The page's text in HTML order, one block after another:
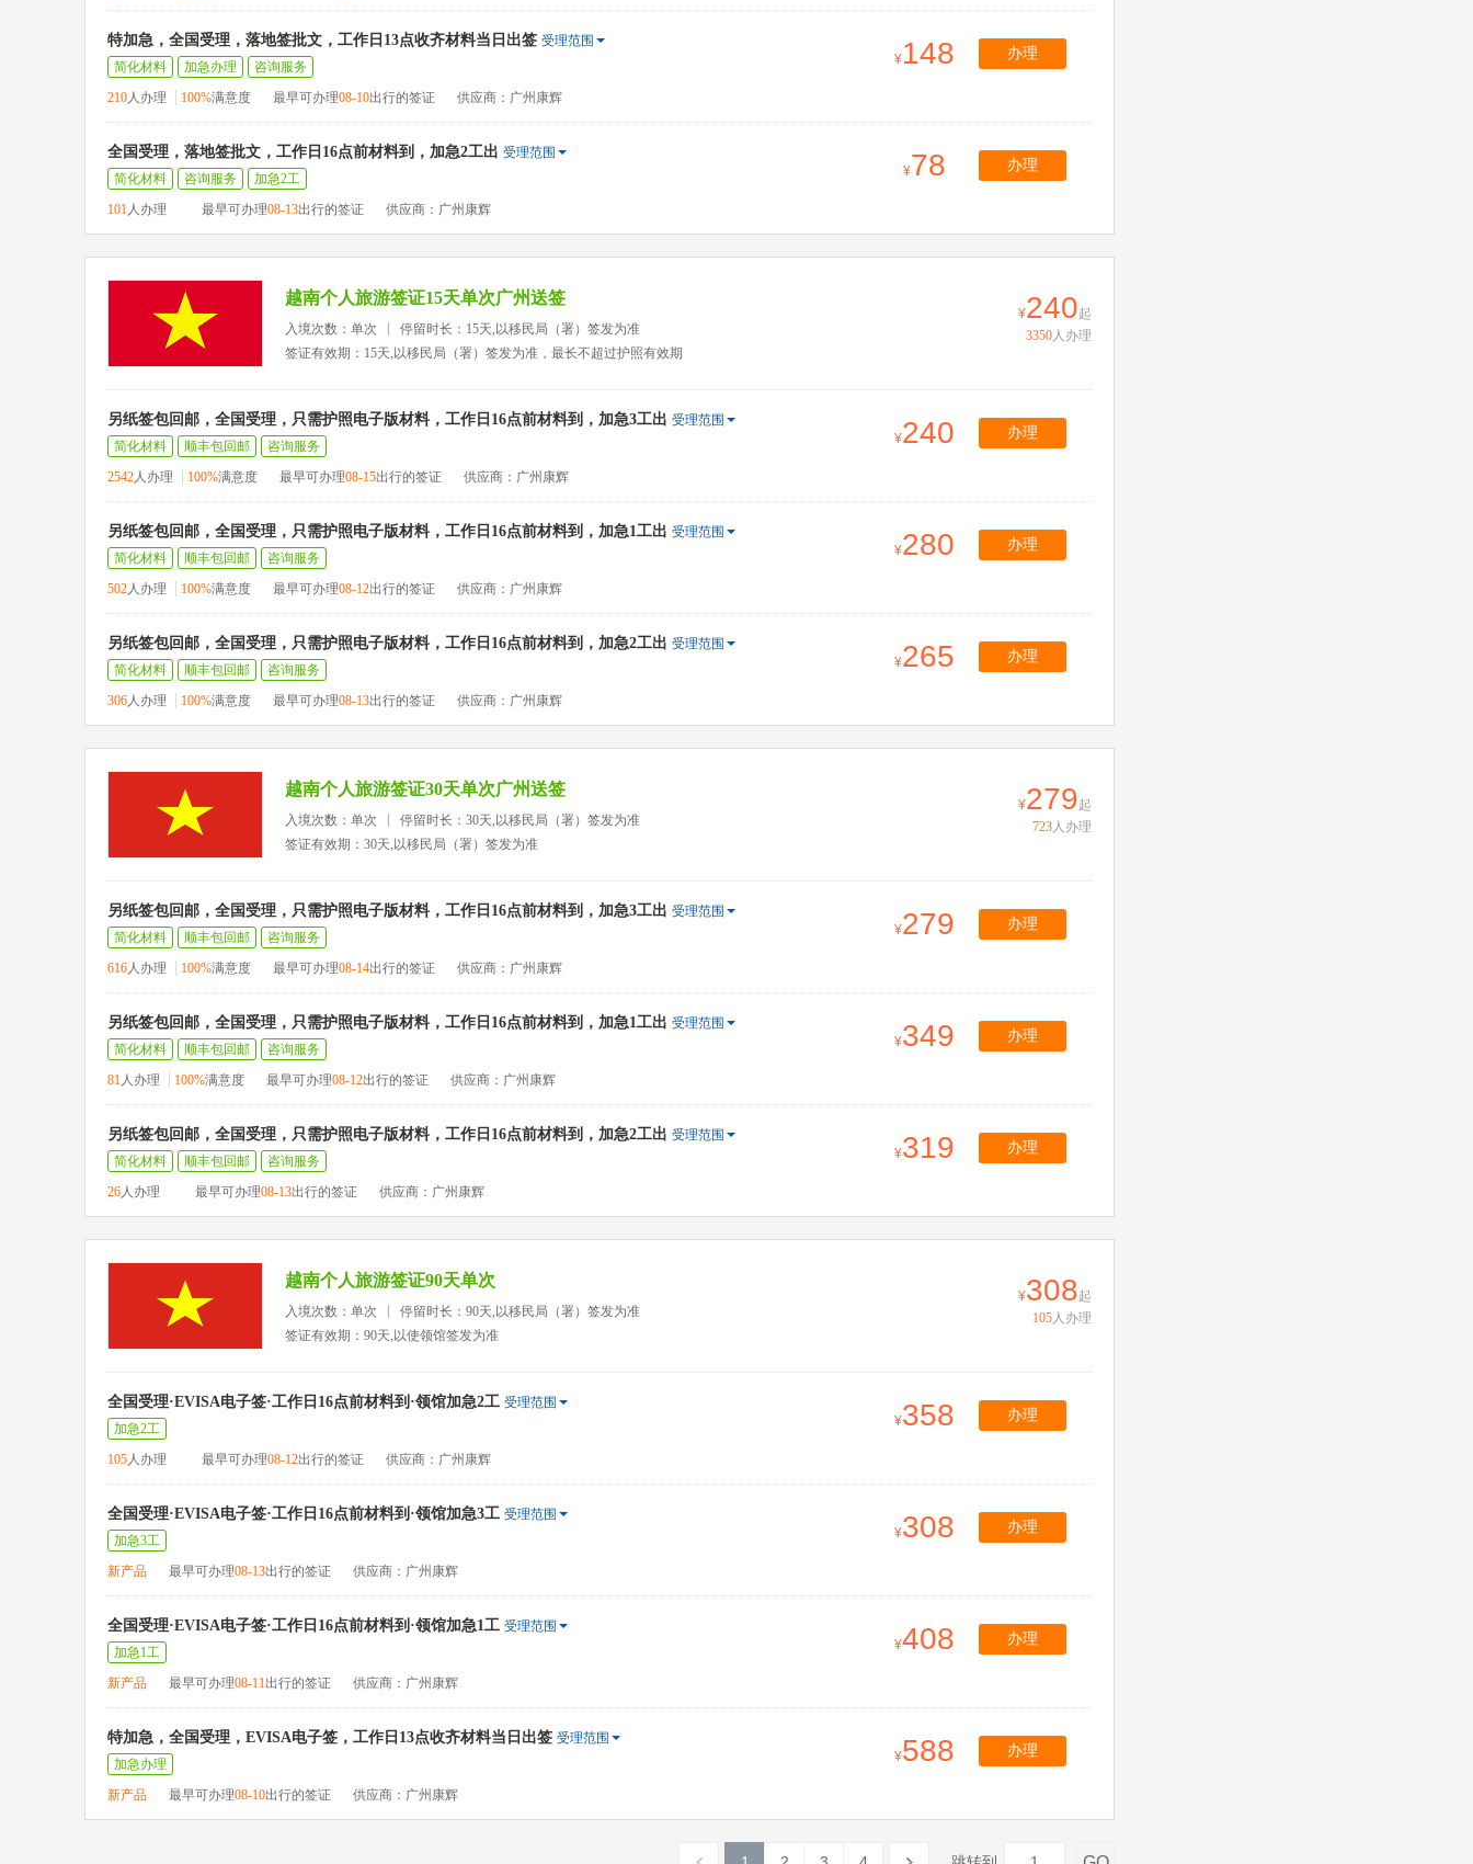
特加急，全国受理，落地签批文，工作日13点收齐材料当日出签 受理范围
简化材料
加急办理
咨询服务
210人办理 100%满意度 最早可办理08-10出行的签证 供应商：广州康辉
148 办理
全国受理，落地签批文，工作日16点前材料到，加急2工出 受理范围
简化材料
咨询服务
加急2工
101人办理 最早可办理08-13出行的签证 供应商：广州康辉
78 办理
越南个人旅游签证15天单次广州送签
入境次数：单次
停留时长：15天,以移民局（署）签发为准
签证有效期：15天,以移民局（署）签发为准，最长不超过护照有效期
240起
3350人办理
另纸签包回邮，全国受理，只需护照电子版材料，工作日16点前材料到，加急3工出 受理范围
简化材料
顺丰包回邮
咨询服务
2542人办理 100%满意度 最早可办理08-15出行的签证 供应商：广州康辉
240 办理
另纸签包回邮，全国受理，只需护照电子版材料，工作日16点前材料到，加急1工出 受理范围
简化材料
顺丰包回邮
咨询服务
502人办理 100%满意度 最早可办理08-12出行的签证 供应商：广州康辉
280 办理
另纸签包回邮，全国受理，只需护照电子版材料，工作日16点前材料到，加急2工出 受理范围
简化材料
顺丰包回邮
咨询服务
306人办理 100%满意度 最早可办理08-13出行的签证 供应商：广州康辉
265 办理
越南个人旅游签证30天单次广州送签
入境次数：单次
停留时长：30天,以移民局（署）签发为准
签证有效期：30天,以移民局（署）签发为准
279起
723人办理
另纸签包回邮，全国受理，只需护照电子版材料，工作日16点前材料到，加急3工出 受理范围
简化材料
顺丰包回邮
咨询服务
616人办理 100%满意度 最早可办理08-14出行的签证 供应商：广州康辉
279 办理
另纸签包回邮，全国受理，只需护照电子版材料，工作日16点前材料到，加急1工出 受理范围
简化材料
顺丰包回邮
咨询服务
81人办理 100%满意度 最早可办理08-12出行的签证 供应商：广州康辉
349 办理
另纸签包回邮，全国受理，只需护照电子版材料，工作日16点前材料到，加急2工出 受理范围
简化材料
顺丰包回邮
咨询服务
26人办理 最早可办理08-13出行的签证 供应商：广州康辉
319 办理
越南个人旅游签证90天单次
入境次数：单次
停留时长：90天,以移民局（署）签发为准
签证有效期：90天,以使领馆签发为准
308起
105人办理
全国受理·EVISA电子签·工作日16点前材料到·领馆加急2工 受理范围
加急2工
105人办理 最早可办理08-12出行的签证 供应商：广州康辉
358 办理
全国受理·EVISA电子签·工作日16点前材料到·领馆加急3工 受理范围
加急3工
新产品
最早可办理08-13出行的签证 供应商：广州康辉
308 办理
全国受理·EVISA电子签·工作日16点前材料到·领馆加急1工 受理范围
加急1工
新产品
最早可办理08-11出行的签证 供应商：广州康辉
408 办理
特加急，全国受理，EVISA电子签，工作日13点收齐材料当日出签 受理范围
加急办理
新产品
最早可办理08-10出行的签证 供应商：广州康辉
588 办理